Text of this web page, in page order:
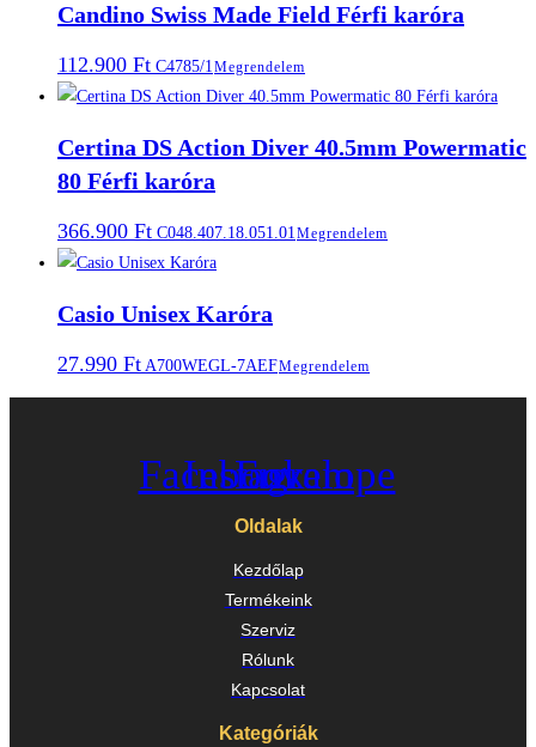
Candino Swiss Made Field Férfi karóra
112.900 Ft C4785/1 Megrendelem
Certina DS Action Diver 40.5mm Powermatic
80 Férfi karóra
366.900 Ft C048.407.18.051.01 Megrendelem
Casio Unisex Karóra
27.990 Ft A700WEGL-7AEFMegrendelem
Facebook
Instagram
Envelope
Oldalak
Kezdőlap
Termékeink
Szerviz
Rólunk
Kapcsolat
Kategóriák